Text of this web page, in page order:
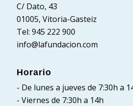
C/ Dato, 43
01005, Vitoria-Gasteiz
Tel: 945 222 900
info@lafundacion.com
Horario
- De lunes a jueves de 7:30h a
- Viernes de 7:30h a 14h